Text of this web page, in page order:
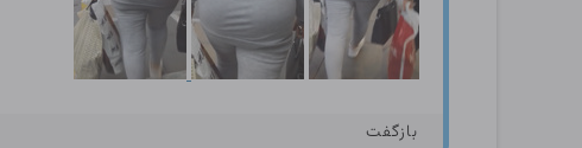
بازگفت